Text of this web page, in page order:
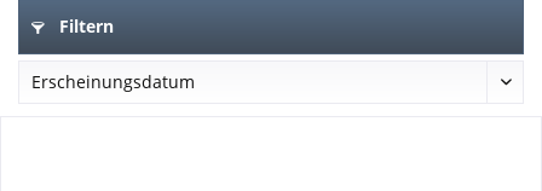
Filtern